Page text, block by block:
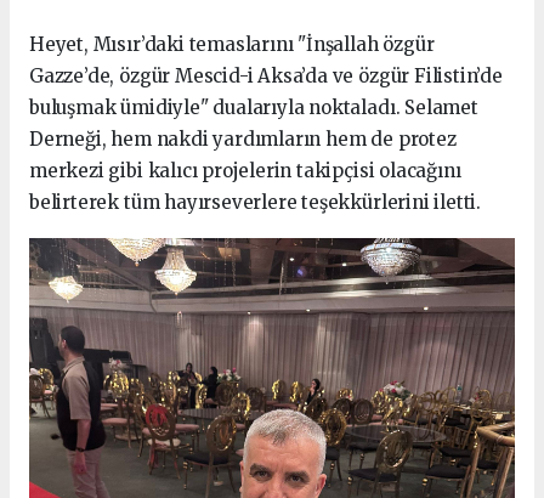
Heyet, Mısır’daki temaslarını "İnşallah özgür
Gazze’de, özgür Mescid-i Aksa’da ve özgür Filistin’de
buluşmak ümidiyle" dualarıyla noktaladı. Selamet
Derneği, hem nakdi yardımların hem de protez
merkezi gibi kalıcı projelerin takipçisi olacağını
belirterek tüm hayırseverlere teşekkürlerini iletti.